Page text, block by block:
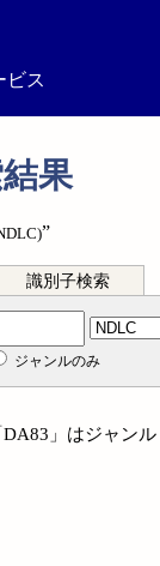
ビス
果
”
識別子検索
ジャンルのみ
」はジャン